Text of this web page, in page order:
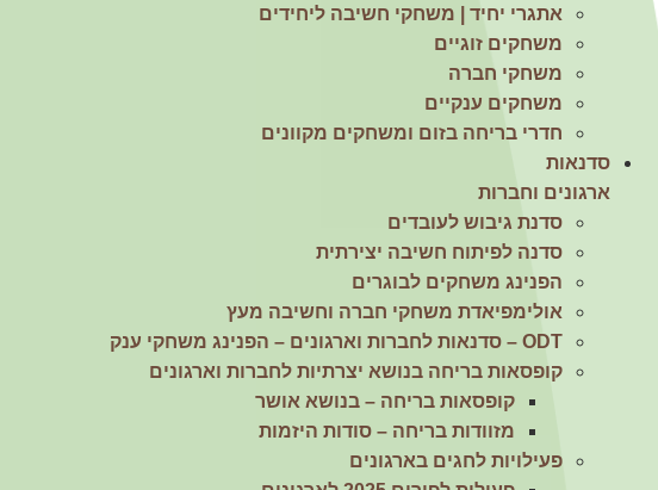
אתגרי יחיד | משחקי חשיבה ליחידים
משחקים זוגיים
משחקי חברה
משחקים ענקיים
חדרי בריחה בזום ומשחקים מקוונים
סדנאות
ארגונים וחברות
סדנת גיבוש לעובדים
סדנה לפיתוח חשיבה יצירתית
הפנינג משחקים לבוגרים
אולימפיאדת משחקי חברה וחשיבה מעץ
ODT – סדנאות לחברות וארגונים – הפנינג משחקי ענק
קופסאות בריחה בנושא יצרתיות לחברות וארגונים
קופסאות בריחה – בנושא אושר
מזוודות בריחה – סודות היזמות
פעילויות לחגים בארגונים
בשביל
שהאתר
יעבוד
סטטיסטיקה
ואנליזות
להמשיך
ולשפר את
האתר שלנו,
משתמשים
באיסוף נתונים
מתקדמות של
אופן השימוש